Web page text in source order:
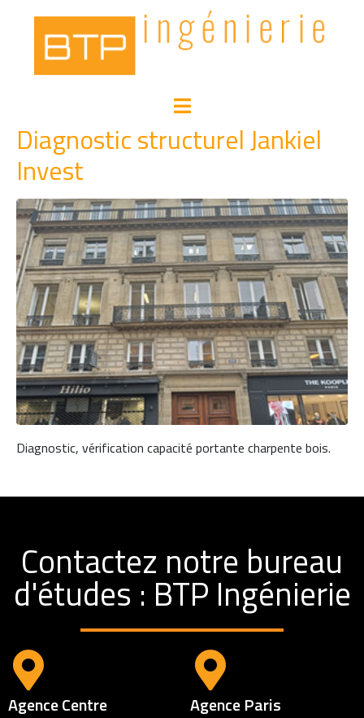
Diagnostic structurel Jankiel
Invest
Diagnostic, vérification capacité portante charpente bois.
Contactez notre bureau
d'études : BTP Ingénierie
Agence Centre Agence Paris